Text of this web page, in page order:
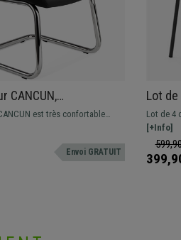
CANCUN,
Structure
Noir
est très confortable
à haute densité et ses
La qualité associée au
Envoi GRATUIT
Lot
Lot de 4
de tissu
deux
[+Info]